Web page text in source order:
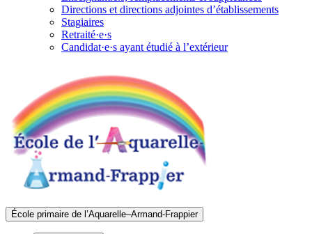
Directions et directions adjointes d’établissements
Stagiaires
Retraité·e·s
Candidat·e·s ayant étudié à l’extérieur
École primaire de l’Aquarelle–Armand-Frappier